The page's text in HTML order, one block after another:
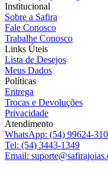
Institucional
Sobre a Safira
Fale Conosco
Trabalhe Conosco
Links Úteis
Lista de Desejos
Meus Dados
Políticas
Entrega
Trocas e Devoluções
Privacidade
Atendimento
WhatsApp: (54) 99624-
Tel: (54) 3443-1349
Email: